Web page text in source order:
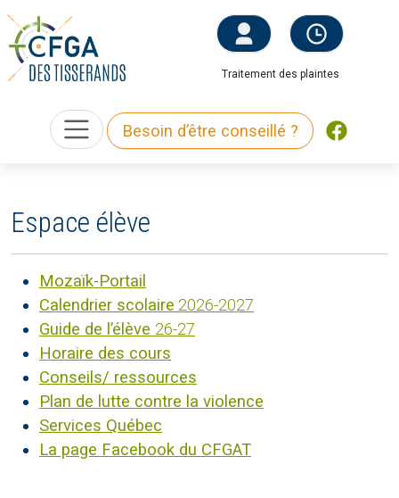
Traitement des plaintes
Besoin d’être conseillé ?
Espace élève
Mozaïk-Portail
Calendrier scolaire 2026-2027
Guide de l’élève 26-27
Horaire des cours
Conseils/ ressources
Plan de lutte contre la violence
Services Québec
La page Facebook du CFGAT